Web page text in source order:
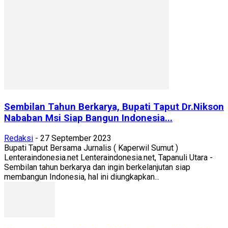
Sembilan Tahun Berkarya, Bupati Taput Dr.Nikson
Nababan Msi Siap Bangun Indonesia...
Redaksi - 27 September 2023
Bupati Taput Bersama Jurnalis ( Kaperwil Sumut )
Lenteraindonesia.net Lenteraindonesia.net, Tapanuli Utara -
Sembilan tahun berkarya dan ingin berkelanjutan siap
membangun Indonesia, hal ini diungkapkan...